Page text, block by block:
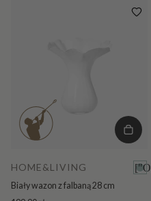
HOME&LIVING
Biały wazon z falbaną 28 cm